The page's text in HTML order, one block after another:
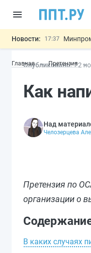
Новости: 17:37
16:30 Возврат
13:48
Важно
Главная Претензия
Опубликовано: 22
Как
Над
Челозерцева
Претензия по
организации о
В каких случаях